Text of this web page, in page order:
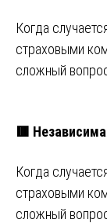
Когда
страховыми
сложный вопрос
🟥
Когда
страховыми
сложный вопрос